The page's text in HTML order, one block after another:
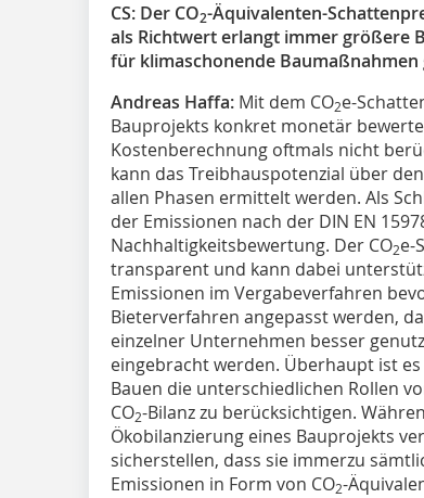
CS: Der CO2-Äquivalenten-
als Richtwert erlangt immer größere
für klimaschonende Baumaßnahmen
Andreas Haffa: Mit dem CO2e-
Bauprojekts konkret monetär
Kostenberechnung oftmals nicht
kann das Treibhauspotenzial über
allen Phasen ermittelt werden. Als
der Emissionen nach der DIN EN
Nachhaltigkeitsbewertung. Der CO2e-
transparent und kann dabei
Emissionen im Vergabeverfahren
Bieterverfahren angepasst werden,
einzelner Unternehmen besser
eingebracht werden. Überhaupt ist
Bauen die unterschiedlichen Rollen
CO2-Bilanz zu berücksichtigen.
Ökobilanzierung eines Bauprojekts
sicherstellen, dass sie immerzu
Emissionen in Form von CO2-